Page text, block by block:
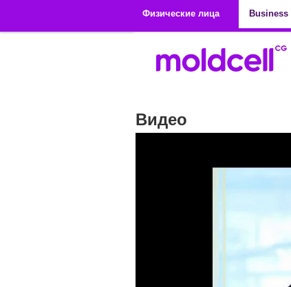
Физические лица
Business
Видео